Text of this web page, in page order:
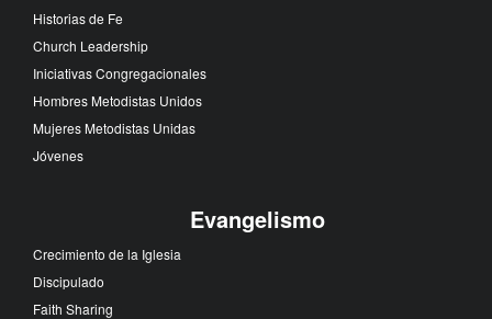
Historias de Fe
Church Leadership
Iniciativas Congregacionales
Hombres Metodistas Unidos
Mujeres Metodistas Unidas
Jóvenes
Evangelismo
Crecimiento de la Iglesia
Discipulado
Faith Sharing